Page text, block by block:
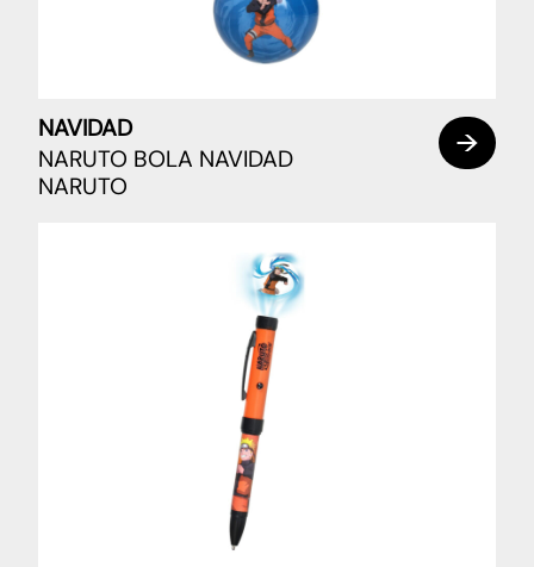
NAVIDAD
NARUTO BOLA NAVIDAD
NARUTO